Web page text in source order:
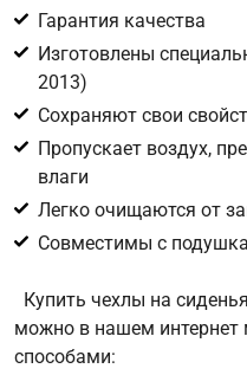
Гарантия качества
Изготовлены
2013)
Сохраняют свои
Пропускает воздух,
влаги
Легко очищаются от
Совместимы с
Купить чехлы на
можно в нашем
способами: